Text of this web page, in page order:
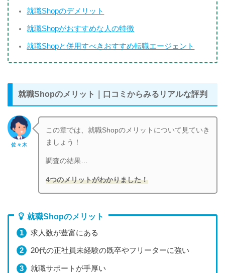
就職Shopのデメリット
就職Shopがおすすめな人の特徴
就職Shopと併用すべきおすすめ転職エージェント
就職Shopのメリット｜口コミからみるリアルな評判
佐々木
この章では、就職Shopのメリットについて見ていき
ましょう！
調査の結果…
4つのメリットがわかりました！
就職Shopのメリット
求人数が豊富にある
20代の正社員未経験の既卒やフリーターに強い
就職サポートが手厚い